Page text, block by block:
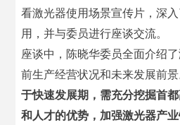
看激光器使用场景宣传片，深
用，并与委员进行座谈交流。
座谈中，陈晓华委员全面介绍
前生产经营状况和未来发展前
于快速发展期，需充分挖掘首
和人才的优势，加强激光器产